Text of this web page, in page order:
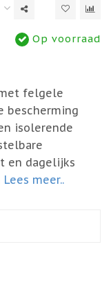
Op voorraad
felgele
bescherming
isolerende
en dagelijks
Lees meer..